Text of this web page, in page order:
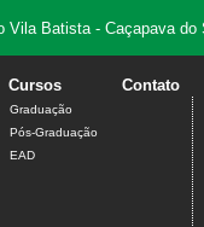
Vila Batista - Caçapava
Cursos
Graduação
Pós-Graduação
EAD
Contato